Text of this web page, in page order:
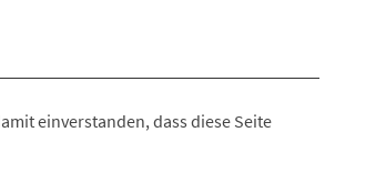
einverstanden, dass diese Seite